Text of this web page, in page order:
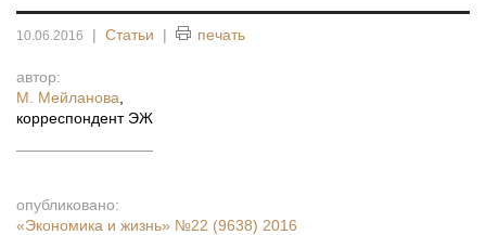
10.06.2016 | Статьи | печать
автор:
М. Мейланова
корреспондент ЭЖ
опубликовано:
«Экономика и жизнь» №22 (9638) 2016